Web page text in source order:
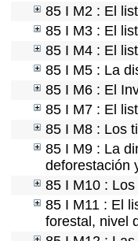
85 I M2 : El
85 I M3 : El
85 I M4 : El
85 I M5 : La
85 I M6 : El
85 I M7 : El
85 I M8 : Los
85 I M9 : La
deforestación
85 I M10 :
85 I M11 : El
forestal, nivel